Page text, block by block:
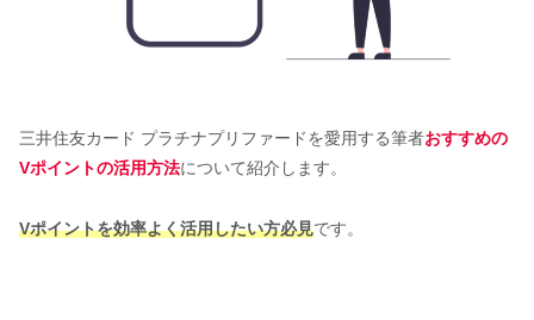
三井住友カード プラチナプリファードを愛用する筆者おすすめの
Vポイントの活用方法について紹介します。
Vポイントを効率よく活用したい方必見です。